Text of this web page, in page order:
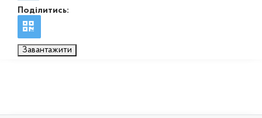
Поділитись:
Завантажити